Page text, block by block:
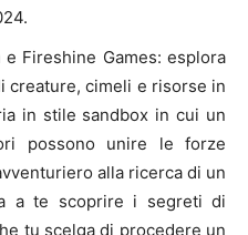
Fireshine Games: esplora
creature, cimeli e risorse in
in stile sandbox in cui un
possono unire le forze
alla ricerca di un
a te scoprire i segreti di
tu scelga di procedere un